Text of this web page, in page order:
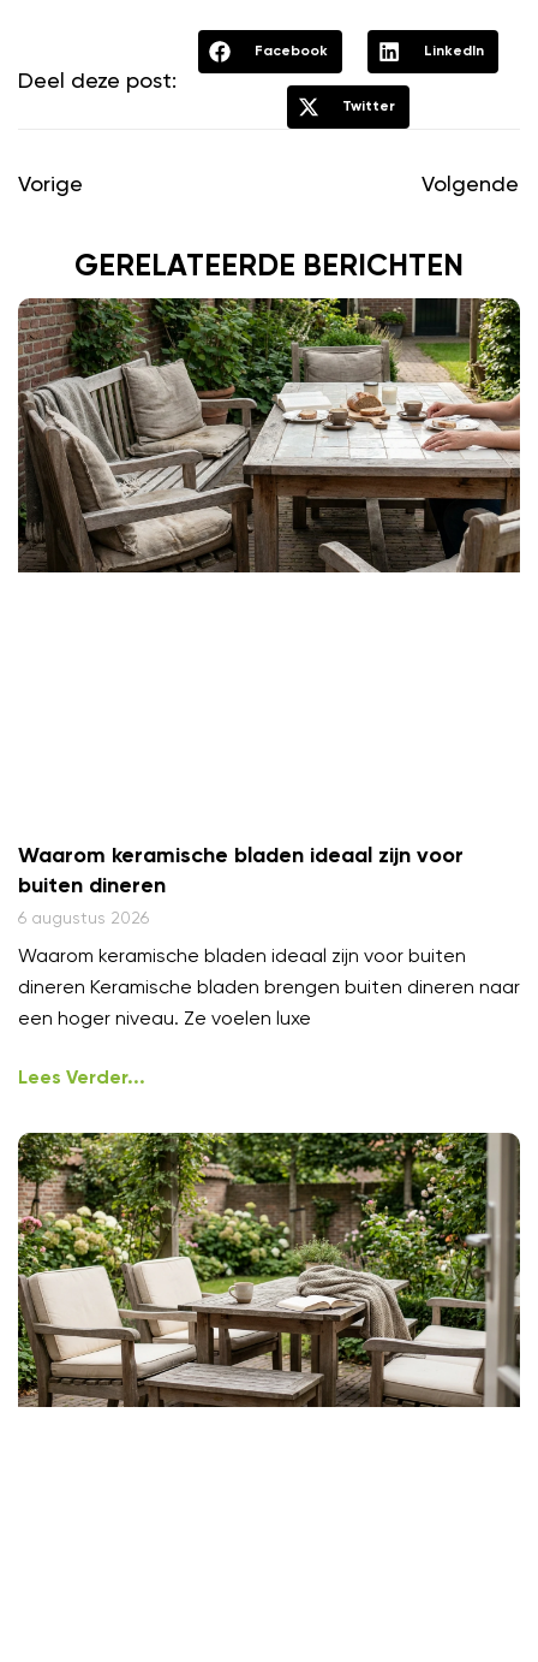
Deel deze post:
Facebook LinkedIn
Twitter
Vorige Volgende
GERELATEERDE BERICHTEN
Waarom keramische bladen ideaal zijn voor
buiten dineren
6 augustus 2026
Waarom keramische bladen ideaal zijn voor buiten
dineren Keramische bladen brengen buiten dineren naar
een hoger niveau. Ze voelen luxe
Lees Verder...